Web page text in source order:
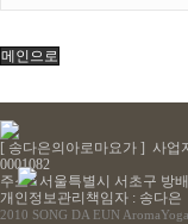
메인으로
[ 송다은의아로마요가 ] 사업
0001082
주소 : 서울특별시 서초구 방
개인정보관리책임자 : 송다은
2010 SONG DA EUN AromaYoga